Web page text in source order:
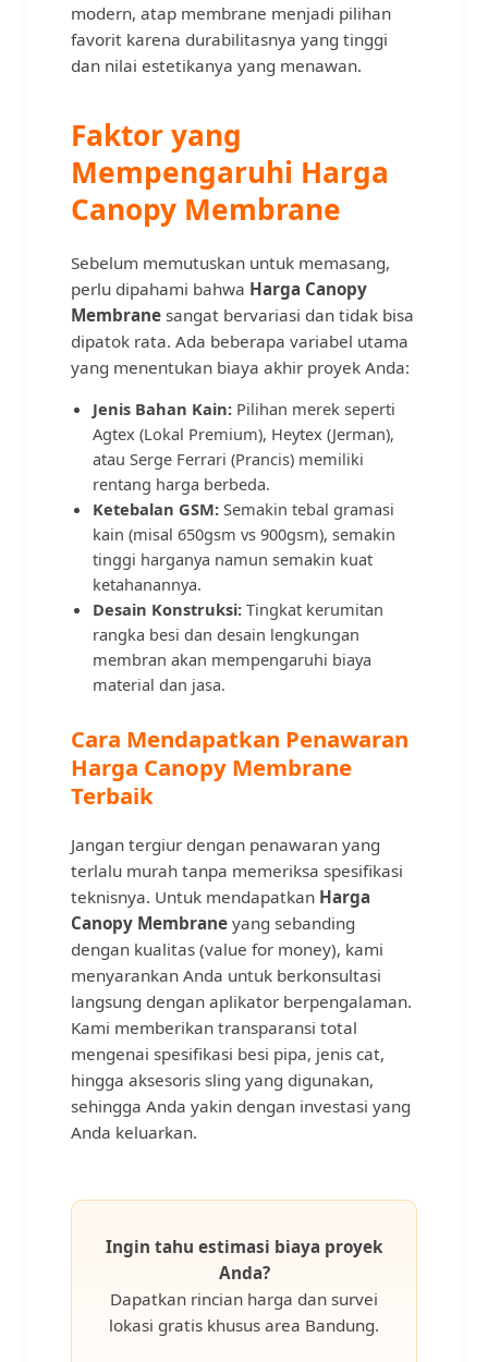
modern, atap membrane menjadi pilihan
favorit karena durabilitasnya yang tinggi
dan nilai estetikanya yang menawan.
Faktor yang
Mempengaruhi Harga
Canopy Membrane
Sebelum memutuskan untuk memasang,
perlu dipahami bahwa Harga Canopy
Membrane sangat bervariasi dan tidak bisa
dipatok rata. Ada beberapa variabel utama
yang menentukan biaya akhir proyek Anda:
Jenis Bahan Kain: Pilihan merek seperti
Agtex (Lokal Premium), Heytex (Jerman),
atau Serge Ferrari (Prancis) memiliki
rentang harga berbeda.
Ketebalan GSM: Semakin tebal gramasi
kain (misal 650gsm vs 900gsm), semakin
tinggi harganya namun semakin kuat
ketahanannya.
Desain Konstruksi: Tingkat kerumitan
rangka besi dan desain lengkungan
membran akan mempengaruhi biaya
material dan jasa.
Cara Mendapatkan Penawaran
Harga Canopy Membrane
Terbaik
Jangan tergiur dengan penawaran yang
terlalu murah tanpa memeriksa spesifikasi
teknisnya. Untuk mendapatkan Harga
Canopy Membrane yang sebanding
dengan kualitas (value for money), kami
menyarankan Anda untuk berkonsultasi
langsung dengan aplikator berpengalaman.
Kami memberikan transparansi total
mengenai spesifikasi besi pipa, jenis cat,
hingga aksesoris sling yang digunakan,
sehingga Anda yakin dengan investasi yang
Anda keluarkan.
Ingin tahu estimasi biaya proyek
Anda?
Dapatkan rincian harga dan survei
lokasi gratis khusus area Bandung.